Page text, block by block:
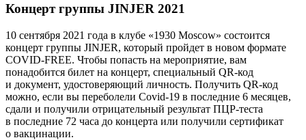
Концерт группы JINJER 2021
10 сентября 2021 года в клубе «1930 Moscow» состоится
концерт группы JINJER, который пройдет в новом формате
COVID-FREE. Чтобы попасть на мероприятие, вам
понадобится билет на концерт, специальный QR-код
и документ, удостоверяющий личность. Получить QR-код
можно, если вы переболели Covid-19 в последние 6 месяцев,
сдали и получили отрицательный результат ПЦР-теста
в последние 72 часа до концерта или получили сертификат
о вакцинации.